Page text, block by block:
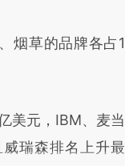
草的品牌各占1
美元，IBM、麦当
瑞森排名上升最